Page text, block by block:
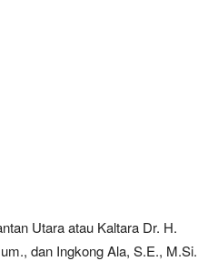
Utara atau Kaltara Dr. H.
dan Ingkong Ala, S.E., M.Si.